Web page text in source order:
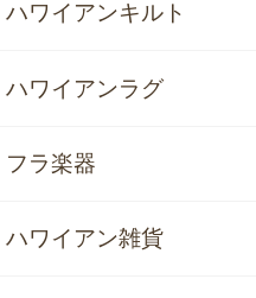
ハワイアンキルト
ハワイアンラグ
フラ楽器
ハワイアン雑貨